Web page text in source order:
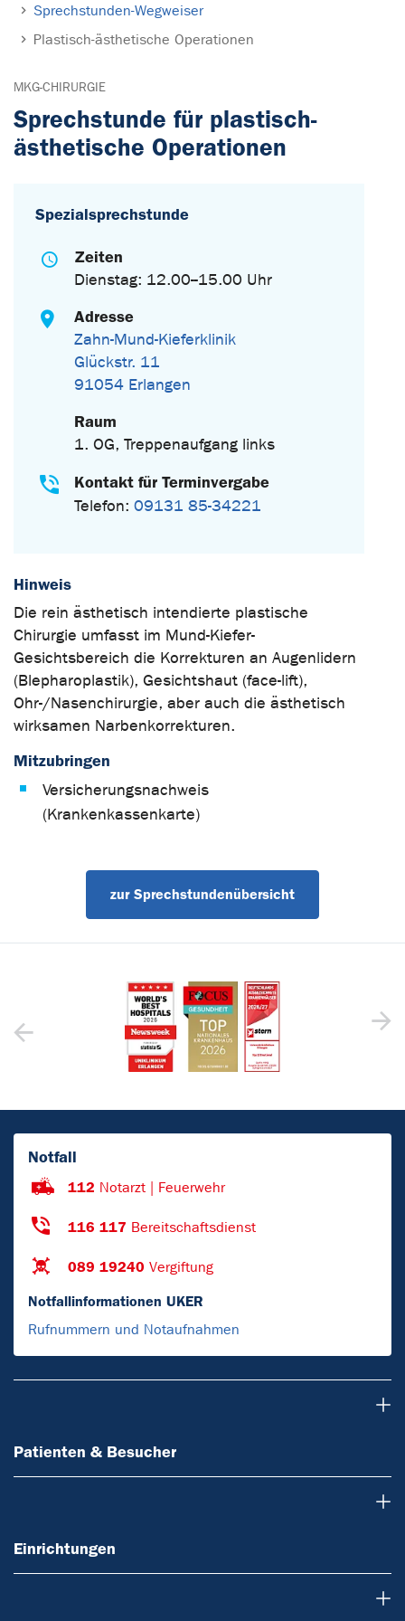
Sprechstunden-Wegweiser
Plastisch-ästhetische Operationen
MKG-CHIRURGIE
Sprechstunde für plastisch-
ästhetische Operationen
Spezialsprechstunde
Zeiten
Dienstag: 12.00--15.00 Uhr
Adresse
Zahn-Mund-Kieferklinik
Glückstr. 11
91054 Erlangen
Raum
1. OG, Treppenaufgang links
Kontakt für Terminvergabe
Telefon:09131 85-34221
Hinweis
Die rein ästhetisch intendierte plastische
Chirurgie umfasst im Mund-Kiefer-
Gesichtsbereich die Korrekturen an Augenlidern
(Blepharoplastik), Gesichtshaut (face-lift),
Ohr-/Nasenchirurgie, aber auch die ästhetisch
wirksamen Narbenkorrekturen.
Mitzubringen
Versicherungsnachweis
(Krankenkassenkarte)
zur Sprechstundenübersicht
Notfall
112 Notarzt | Feuerwehr
116 117 Bereitschaftsdienst
089 19240 Vergiftung
Notfallinformationen UKER
Rufnummern und Notaufnahmen
Patienten & Besucher
Einrichtungen